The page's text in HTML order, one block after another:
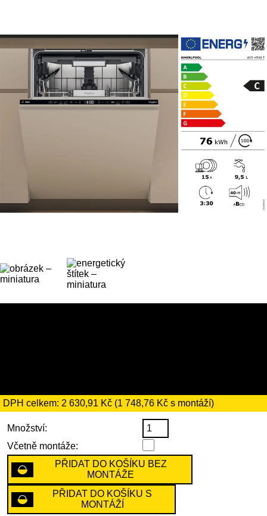
DPH celkem: 2 630,91 Kč (1 748,76 Kč s montáží)
Množství:
Včetně montáže:
PŘIDAT DO KOŠÍKU BEZ
MONTÁŽE
PŘIDAT DO KOŠÍKU S
MONTÁŽÍ